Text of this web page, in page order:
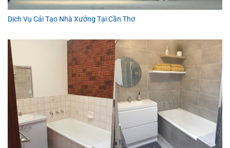
Dịch Vụ Cải Tạo Nhà Xưởng Tại Cần Thơ